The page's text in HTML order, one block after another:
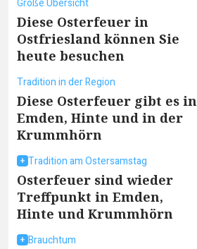
Diese Osterfeuer in
Ostfriesland können Sie
heute besuchen
Tradition in der Region
Diese Osterfeuer gibt es in
Emden, Hinte und in der
Krummhörn
Tradition am Ostersamstag
Osterfeuer sind wieder
Treffpunkt in Emden,
Hinte und Krummhörn
Brauchtum